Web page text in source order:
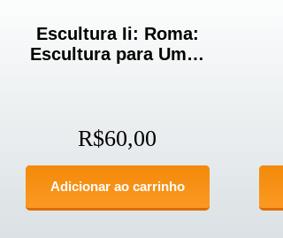
Escultura Ii: Roma:
Escultura para Um…
R$60,00
Adicionar ao carrinho